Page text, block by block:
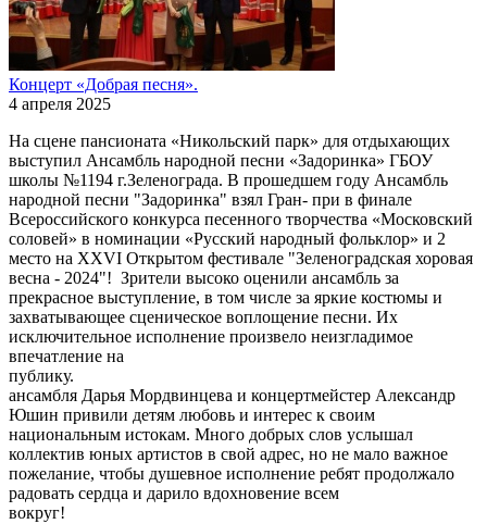
Концерт «Добрая песня».
4 апреля 2025
На сцене пансионата «Никольский парк» для отдыхающих
выступил Ансамбль народной песни «Задоринка» ГБОУ
школы №1194 г.Зеленограда. В прошедшем году Ансамбль
народной песни "Задоринка" взял Гран- при в финале
Всероссийского конкурса песенного творчества «Московский
соловей» в номинации «Русский народный фольклор» и 2
место на XXVI Открытом фестивале "Зеленоградская хоровая
весна - 2024"! Зрители высоко оценили ансамбль за
прекрасное выступление, в том числе за яркие костюмы и
захватывающее сценическое воплощение песни. Их
исключительное исполнение произвело неизгладимое
впечатление на
публику.
ансамбля Дарья Мордвинцева и концертмейстер Александр
Юшин привили детям любовь и интерес к своим
национальным истокам. Много добрых слов услышал
коллектив юных артистов в свой адрес, но не мало важное
пожелание, чтобы душевное исполнение ребят продолжало
радовать сердца и дарило вдохновение всем
вокруг!